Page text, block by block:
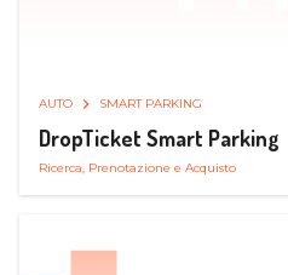
AUTO SMART PARKING
DropTicket Smart Parking
Ricerca, Prenotazione e Acquisto